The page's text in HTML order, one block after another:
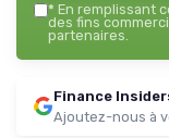
* En remplissant
des fins
partenaires.
Finance
Ajoutez-nous à